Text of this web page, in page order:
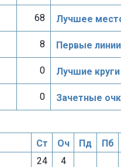
68 Лучшее
8 Первые линии
0 Лучшие круги
0 Зачетные
Ст Оч Пд
Пб
24
4